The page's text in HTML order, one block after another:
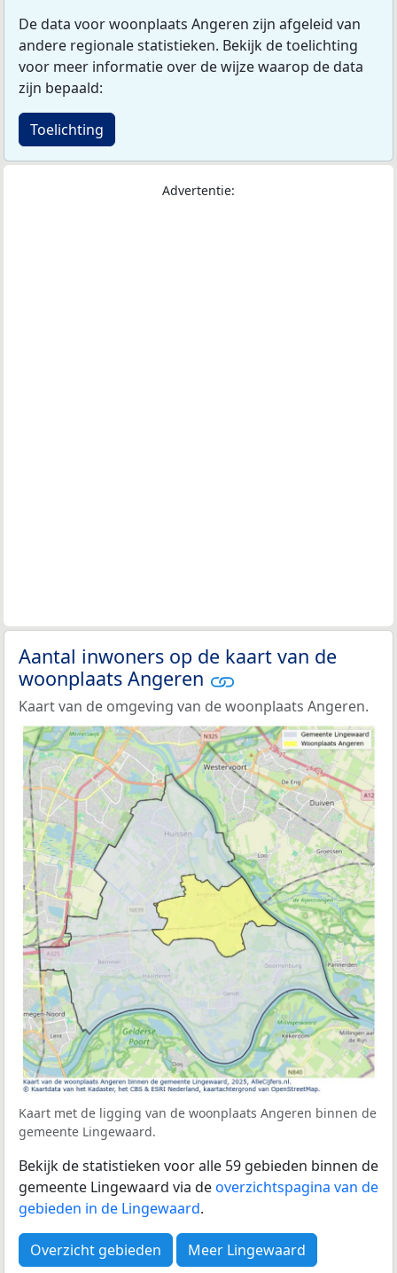
De data voor woonplaats Angeren zijn afgeleid van
andere regionale statistieken. Bekijk de toelichting
voor meer informatie over de wijze waarop de data
zijn bepaald:
Toelichting
Advertentie:
Aantal inwoners op de kaart van de
woonplaats Angeren
Kaart van de omgeving van de woonplaats Angeren.
Kaart met de ligging van de woonplaats Angeren binnen de
gemeente Lingewaard.
Bekijk de statistieken voor alle 59 gebieden binnen de
gemeente Lingewaard via deoverzichtspagina van de
gebieden in de Lingewaard.
Overzicht gebieden Meer Lingewaard